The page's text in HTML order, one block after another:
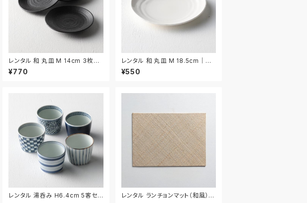
レンタル 和 丸皿 M 14cm 3枚セ
ット｜WMM035
¥770
レンタル 和 丸皿 M 18.5cm｜W
MM045
¥550
レンタル 湯呑み H6.4cm 5客セッ
レンタル ランチョンマット（和風） 4